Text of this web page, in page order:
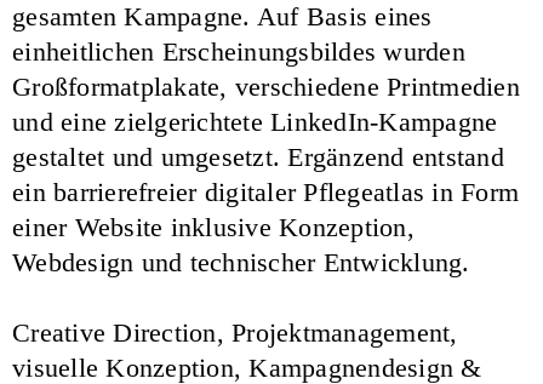
gesamten Kampagne. Auf Basis eines
einheitlichen Erscheinungsbildes wurden
Großformatplakate, verschiedene Printmedien
und eine zielgerichtete LinkedIn-Kampagne
gestaltet und umgesetzt. Ergänzend entstand
ein barrierefreier digitaler Pflegeatlas in Form
einer Website inklusive Konzeption,
Webdesign und technischer Entwicklung.
Creative Direction, Projektmanagement,
visuelle Konzeption, Kampagnendesign &